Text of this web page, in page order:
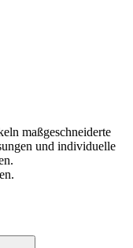
maßgeschneiderte
und individuelle